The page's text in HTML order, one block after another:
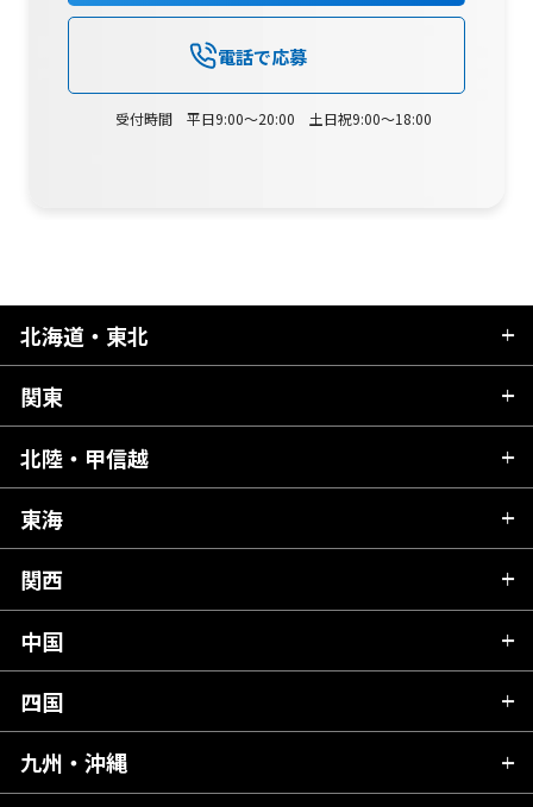
電話で応募
受付時間 平日9:00～20:00 土日祝9:00～18:00
北海道・東北
北海道
青森県
秋田県
岩手県
宮城県
福島県
関東
茨城県
栃木県
群馬県
千葉県
東京都
神奈川県
北陸・甲信越
新潟県
富山県
石川県
山梨県
長野県
東海
岐阜県
静岡県
愛知県
関西
滋賀県
京都府
大阪府
中国
広島県
岡山県
四国
愛媛県
九州・沖縄